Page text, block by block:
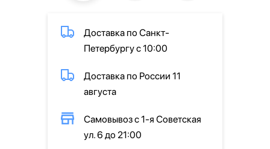
Доставка по Санкт-
Петербургу с 10:00
Доставка по России 11
августа
Самовывоз с 1-я Советская
ул. 6 до 21:00